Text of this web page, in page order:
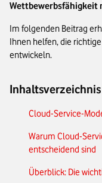
Wettbewerbsfähigkeit
Im folgenden Beitrag
Ihnen helfen, die
entwickeln.
Inhaltsverzeichnis
Cloud-Service-
Warum Cloud-
entscheidend sind
Überblick: Die